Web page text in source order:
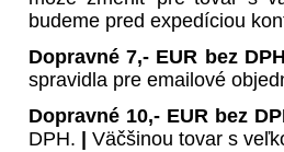
budeme pred expedíciou
Dopravné7,- EUR bez
spravidla pre emailové
Dopravné 10,- EUR bez
DPH.
Väčšinou tovar s